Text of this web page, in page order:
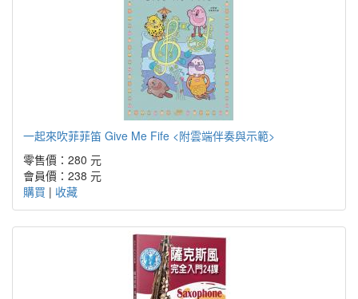
一起來吹菲菲笛 Give Me Fife <附雲端伴奏與示範>
零售價：280 元
會員價：238 元
購買 | 收藏